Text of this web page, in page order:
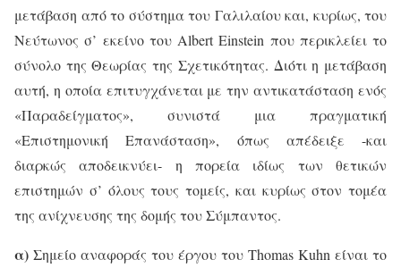
μετάβαση από το σύστημα του Γαλιλαίου και, κυρίως, του
Νεύτωνος σ’ εκείνο του Albert Einstein που περικλείει το
σύνολο της Θεωρίας της Σχετικότητας. Διότι η μετάβαση
αυτή, η οποία επιτυγχάνεται με την αντικατάσταση ενός
«Παραδείγματος», συνιστά μια πραγματική
«Επιστημονική Επανάσταση», όπως απέδειξε -και
διαρκώς αποδεικνύει- η πορεία ιδίως των θετικών
επιστημών σ’ όλους τους τομείς, και κυρίως στον τομέα
της ανίχνευσης της δομής του Σύμπαντος.
α) Σημείο αναφοράς του έργου του Thomas Kuhn είναι το